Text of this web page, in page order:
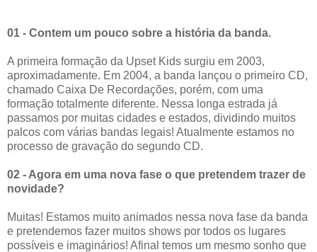
01 - Contem um pouco sobre a história da banda.
A primeira formação da Upset Kids surgiu em 2003,
aproximadamente. Em 2004, a banda lançou o primeiro CD,
chamado Caixa De Recordações, porém, com uma
formação totalmente diferente. Nessa longa estrada já
passamos por muitas cidades e estados, dividindo muitos
palcos com várias bandas legais! Atualmente estamos no
processo de gravação do segundo CD.
02 - Agora em uma nova fase o que pretendem trazer de
novidade?
Muitas! Estamos muito animados nessa nova fase da banda
e pretendemos fazer muitos shows por todos os lugares
possíveis e imaginários! Afinal temos um mesmo sonho que